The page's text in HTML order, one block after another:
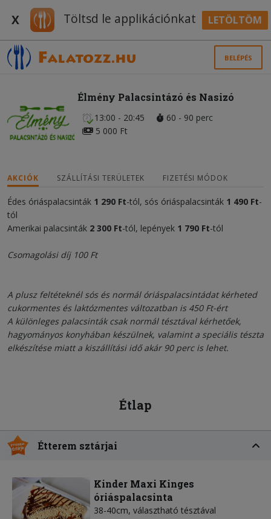
X Töltsd le applikációnkat LETÖLTÖM
BELÉPÉS
Élmény Palacsintázó és Nasizó
13:00 - 20:45
60 - 90 perc
5 000 Ft
AKCIÓK SZÁLLÍTÁSI TERÜLETEK FIZETÉSI MÓDOK
Édes óriáspalacsinták 1 290 Ft-tól, sós óriáspalacsinták 1 490 Ft-
tól
Amerikai palacsinták 2 300 Ft-tól, lepények 1 790 Ft-tól
Csomagolási díj 100 Ft
A plusz feltéteknél sós és normál óriáspalacsintádat kérheted
cukormentes és laktózmentes változatban is 450 Ft-ért
A különleges palacsinták csak normál tésztával kérhetőek,
hagyományos konyhában készülnek, valamint a speciális tészta
elkészítése miatt a kiszállítási idő akár 90 perc is lehet.
Étlap
Étterem sztárjai
Kinder Maxi Kinges
óriáspalacsinta
38-40cm, választható tésztával